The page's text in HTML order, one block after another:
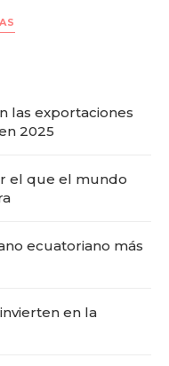
las exportaciones
2025
el que el mundo
ecuatoriano más
en la